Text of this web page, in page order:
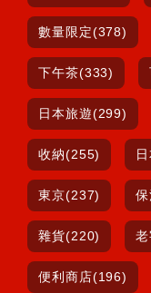
數量限定(378)
下午茶(333)
日本旅遊(299)
收納(255)
東京(237)
雜貨(220)
便利商店(196)